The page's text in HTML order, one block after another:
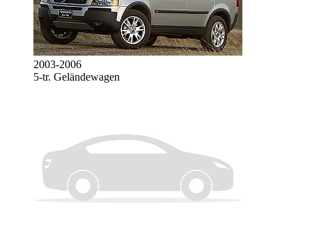
2003-2006
5-tr. Geländewagen